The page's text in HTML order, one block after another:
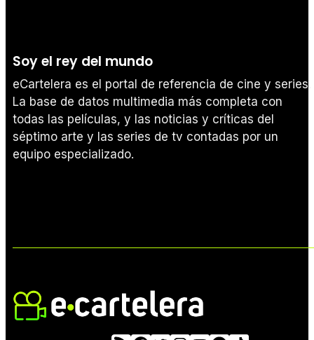
Soy el rey del mundo
eCartelera es el portal de referencia de cine y series.
La base de datos multimedia más completa con
todas las películas, y las noticias y críticas del
séptimo arte y las series de tv contadas por un
equipo especializado.